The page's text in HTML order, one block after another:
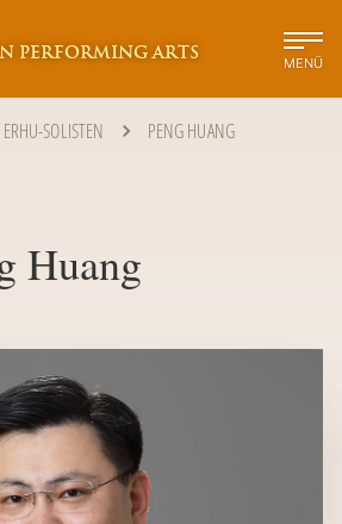
PERFORMING ARTS MENÜ
SOLISTEN PENG HUANG
Huang